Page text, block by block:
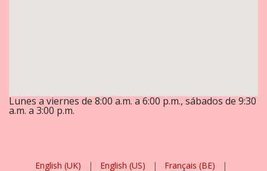
Lunes a viernes de 8:00 a.m. a 6:00 p.m., sábados de 9:30
a.m. a 3:00 p.m.
English (UK) | English (US) | Français (BE) |